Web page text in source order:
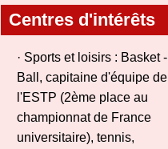
Centres d'intérêts
· Sports et loisirs : Basket -
Ball, capitaine d'équipe de
l'ESTP (2ème place au
championnat de France
universitaire), tennis,